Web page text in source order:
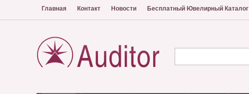
Главная Контакт Новости Бесплатный Ювелирный Каталог